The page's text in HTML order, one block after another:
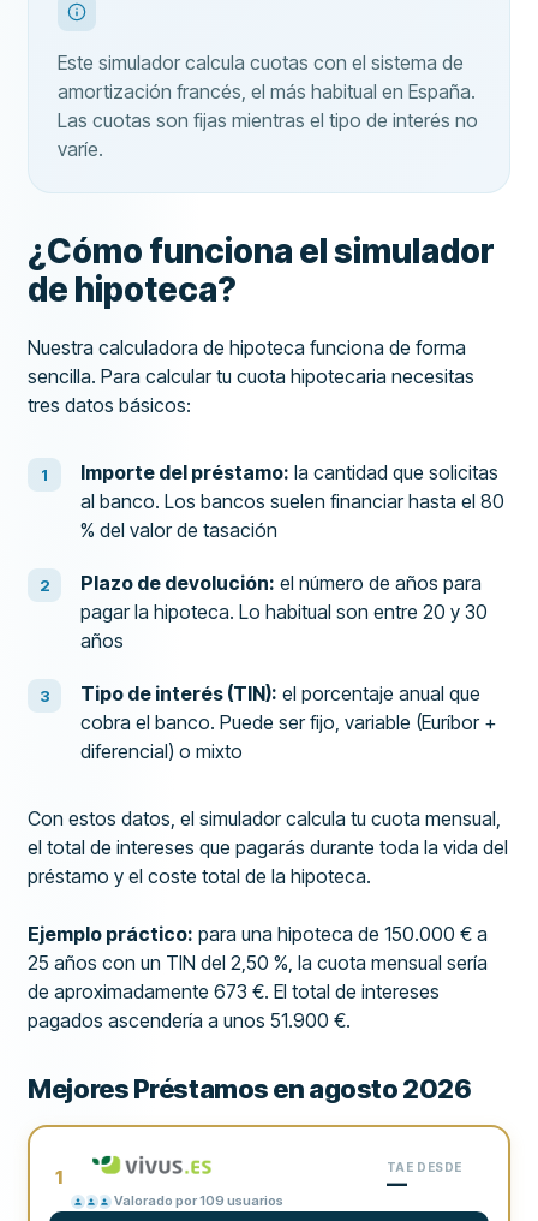
Este simulador calcula cuotas con el sistema de
amortización francés, el más habitual en España.
Las cuotas son fijas mientras el tipo de interés no
varíe.
¿Cómo funciona el simulador
de hipoteca?
Nuestra calculadora de hipoteca funciona de forma
sencilla. Para calcular tu cuota hipotecaria necesitas
tres datos básicos:
Importe del préstamo: la cantidad que solicitas
al banco. Los bancos suelen financiar hasta el 80
% del valor de tasación
Plazo de devolución: el número de años para
pagar la hipoteca. Lo habitual son entre 20 y 30
años
Tipo de interés (TIN): el porcentaje anual que
cobra el banco. Puede ser fijo, variable (Euríbor +
diferencial) o mixto
Con estos datos, el simulador calcula tu cuota mensual,
el total de intereses que pagarás durante toda la vida del
préstamo y el coste total de la hipoteca.
Ejemplo práctico: para una hipoteca de 150.000 € a
25 años con un TIN del 2,50 %, la cuota mensual sería
de aproximadamente 673 €. El total de intereses
pagados ascendería a unos 51.900 €.
Mejores Préstamos en agosto 2026
1
Valorado por 109 usuarios
TAE DESDE
—